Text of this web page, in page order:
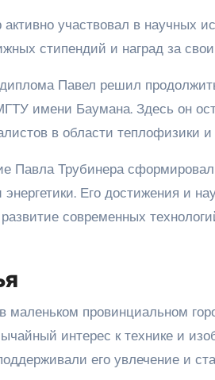
участвовал в научных
стипендий и наград за
Павел решил
имени Баумана. Здесь он
в области теплофизики и
Павла Трубинера
Его достижения и
современных
маленьком провинциальном
интерес к технике и
его увлечение и